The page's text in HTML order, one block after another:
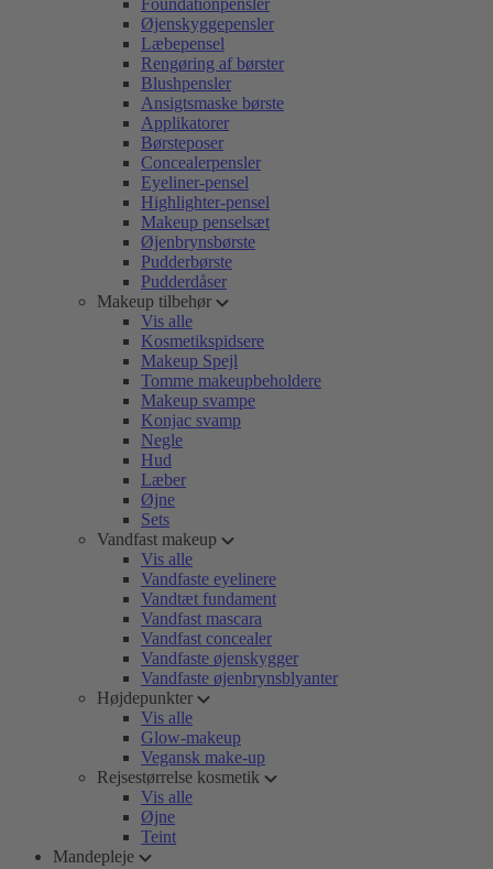
Foundationpensler
Øjenskyggepensler
Læbepensel
Rengøring af børster
Blushpensler
Ansigtsmaske børste
Applikatorer
Børsteposer
Concealerpensler
Eyeliner-pensel
Highlighter-pensel
Makeup penselsæt
Øjenbrynsbørste
Pudderbørste
Pudderdåser
Makeup tilbehør
Vis alle
Kosmetikspidsere
Makeup Spejl
Tomme makeupbeholdere
Makeup svampe
Konjac svamp
Negle
Hud
Læber
Øjne
Sets
Vandfast makeup
Vis alle
Vandfaste eyelinere
Vandtæt fundament
Vandfast mascara
Vandfast concealer
Vandfaste øjenskygger
Vandfaste øjenbrynsblyanter
Højdepunkter
Vis alle
Glow-makeup
Vegansk make-up
Rejsestørrelse kosmetik
Vis alle
Øjne
Teint
Mandepleje